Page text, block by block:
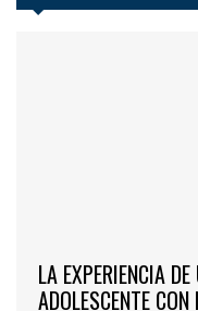
LA EXPERIENCIA
ADOLESCENTE CON